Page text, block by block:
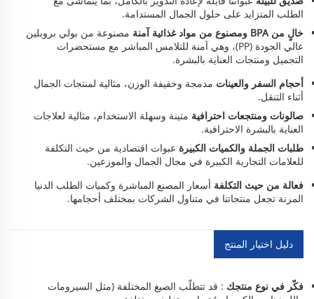
الطلب المتزايد على حلول الجمال المستدامة.
خالٍ من BPA ومصنوع من مواد غذائية آمنة
مصنوعة من بولي بروبلين
عالي الجودة (PP)، وهي آمنة للتلامس المباشر مع مستحضرات
التجميل ومنتجات العناية بالبشرة.
أحجام السفر والعينات مدمجة وخفيفة الوزن، مثالية لمنتجات الجمال
أثناء التنقل.
صالونات ومنتجعات احترافية متينة وسهلة الاستخدام، مثالية لعلاجات
العناية بالبشرة الاحترافية.
طلبات الجملة والكميات الكبيرة عبوات اقتصادية من حيث التكلفة
للعلامات التجارية الكبيرة في مجال الجمال والموزعين.
فعالة من حيث التكلفة أسعار المصنع المباشرة وكميات الطلب الدنيا
المرنة تجعل منتجاتنا في متناول الشركات بمختلف أحجامها.
دليل اختيار المنتج
فكّر في نوع منتجك : قد تتطلّب الصيغ المختلفة (مثل السيرومات